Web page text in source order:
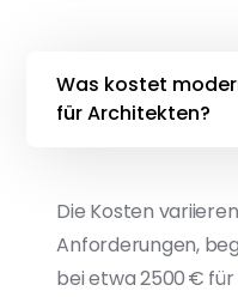
Was kostet
für Architekten?
Die Kosten
Anforderungen,
bei etwa 2500 €